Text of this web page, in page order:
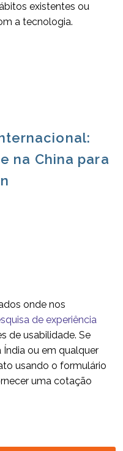
existentes ou
a tecnologia.
na China para
onde nos
de experiência
de usabilidade. Se
ou em qualquer
usando o formulário
uma cotação